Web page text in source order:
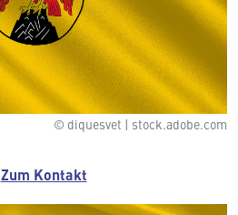
© diquesvet | stock.adobe.com
Zum Kontakt